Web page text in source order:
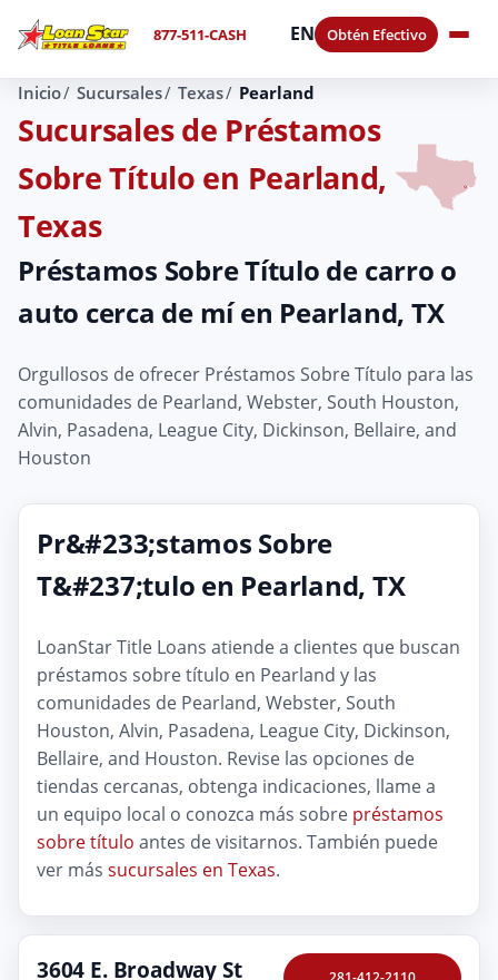
877-511-CASH EN Obtén Efectivo
Inicio Sucursales Texas Pearland
Sucursales de Préstamos
Sobre Título en Pearland,
Texas
Préstamos Sobre Título de carro o
auto cerca de mí en Pearland, TX
Orgullosos de ofrecer Préstamos Sobre Título para las
comunidades de Pearland, Webster, South Houston,
Alvin, Pasadena, League City, Dickinson, Bellaire, and
Houston
Pr&#233;stamos Sobre
T&#237;tulo en Pearland, TX
LoanStar Title Loans atiende a clientes que buscan
préstamos sobre título en Pearland y las
comunidades de Pearland, Webster, South
Houston, Alvin, Pasadena, League City, Dickinson,
Bellaire, and Houston. Revise las opciones de
tiendas cercanas, obtenga indicaciones, llame a
un equipo local o conozca más sobre préstamos
sobre título antes de visitarnos. También puede
ver más sucursales en Texas.
3604 E. Broadway St